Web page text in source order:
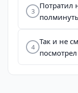
3
Потратил
4
Так и не